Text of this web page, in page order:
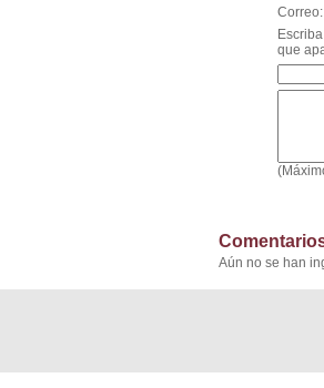
Correo:
que
Aún no se han